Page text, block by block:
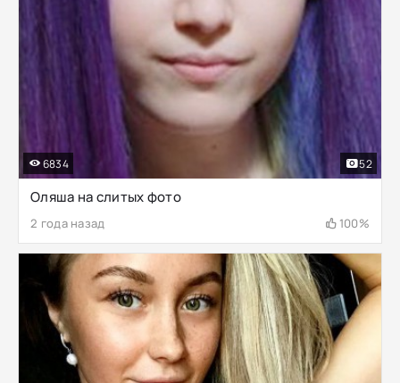
Оляша на слитых фото
2 года назад 100%
6834 52